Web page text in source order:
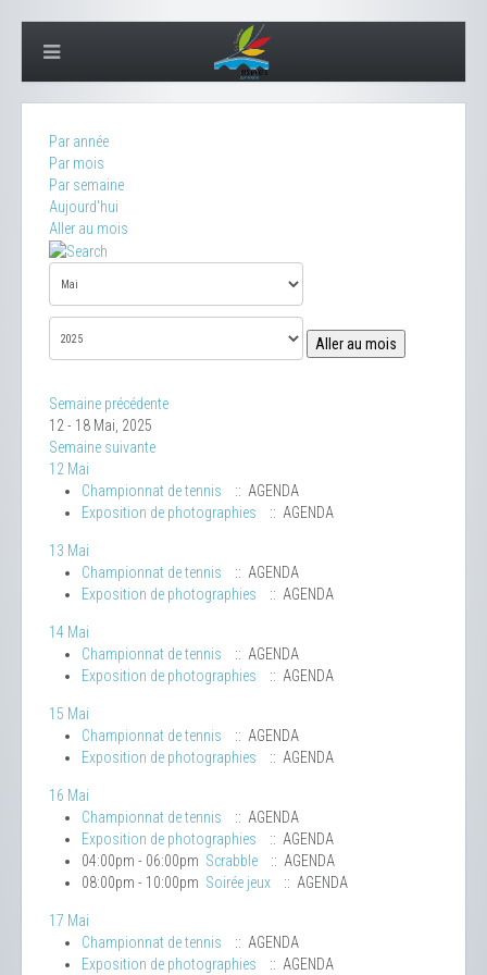
Par année
Par mois
Par semaine
Aujourd'hui
Aller au mois
Aller au mois
Semaine précédente
12 - 18 Mai, 2025
Semaine suivante
12 Mai
Championnat de tennis
:: AGENDA
Exposition de photographies
:: AGENDA
13 Mai
Championnat de tennis
:: AGENDA
Exposition de photographies
:: AGENDA
14 Mai
Championnat de tennis
:: AGENDA
Exposition de photographies
:: AGENDA
15 Mai
Championnat de tennis
:: AGENDA
Exposition de photographies
:: AGENDA
16 Mai
Championnat de tennis
:: AGENDA
Exposition de photographies
:: AGENDA
04:00pm - 06:00pm Scrabble
:: AGENDA
08:00pm - 10:00pm Soirée jeux :: AGENDA
17 Mai
Championnat de tennis
:: AGENDA
Exposition de photographies
:: AGENDA